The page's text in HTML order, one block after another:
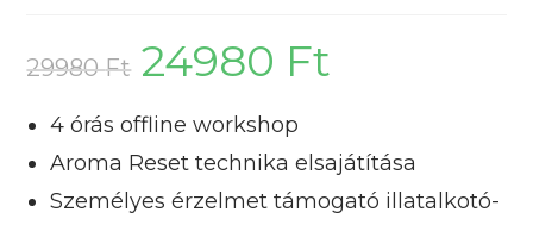
29980Ft
Original
price
was:
24980 Ft
4 órás offline workshop
Aroma Reset technika elsajátítása
Személyes érzelmet támogató illatalkotó-